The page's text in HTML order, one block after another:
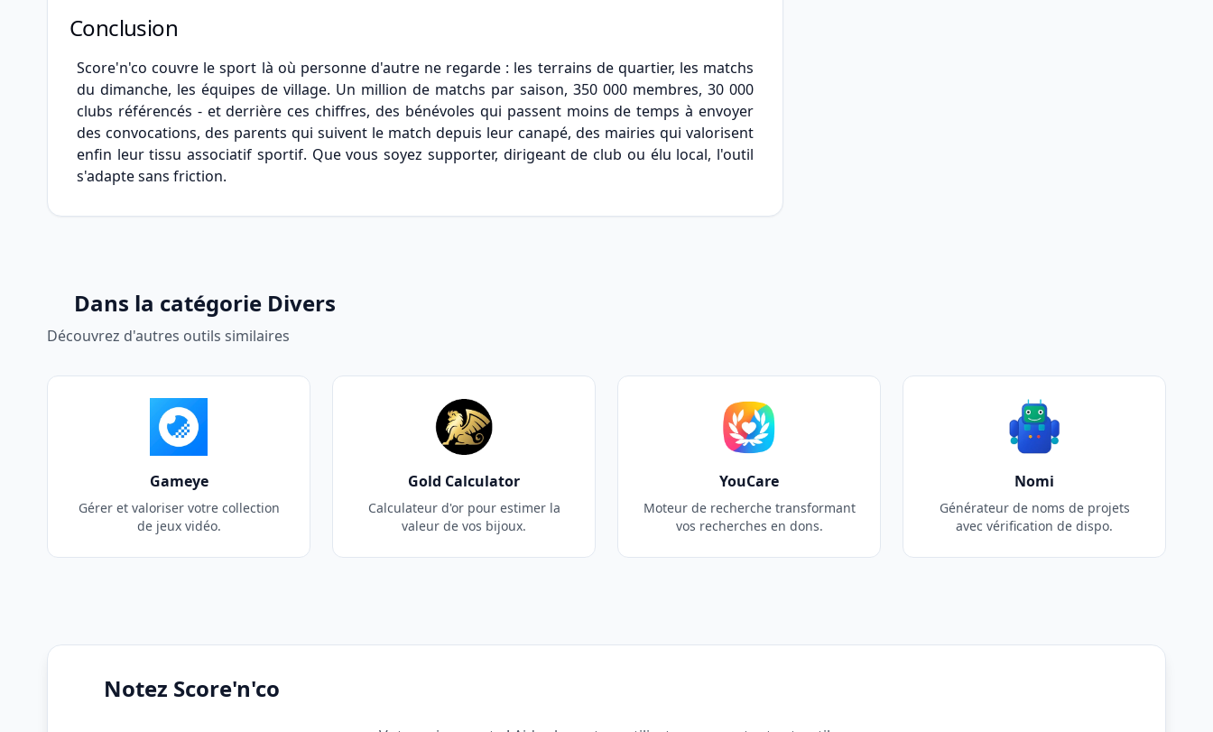
Conclusion
Score'n'co couvre le sport là où personne d'autre ne regarde : les terrains de quartier, les matchs
du dimanche, les équipes de village. Un million de matchs par saison, 350 000 membres, 30 000
clubs référencés - et derrière ces chiffres, des bénévoles qui passent moins de temps à envoyer
des convocations, des parents qui suivent le match depuis leur canapé, des mairies qui valorisent
enfin leur tissu associatif sportif. Que vous soyez supporter, dirigeant de club ou élu local, l'outil
s'adapte sans friction.
Dans la catégorie Divers
Découvrez d'autres outils similaires
Gameye
Gérer et valoriser votre collection
de jeux vidéo.
Gold Calculator
Calculateur d'or pour estimer la
valeur de vos bijoux.
YouCare
Moteur de recherche transformant
vos recherches en dons.
Nomi
Générateur de noms de projets
avec vérification de dispo.
Notez Score'n'co